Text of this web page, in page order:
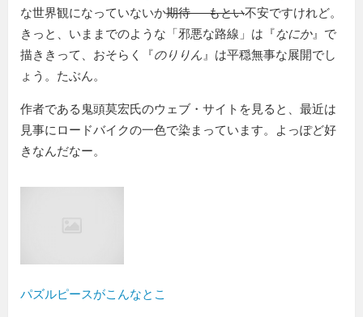
な世界観になっていないか期待──もとい不安ですけれど。
きっと、いままでのような「邪悪な路線」は『なにか』で
描ききって、おそらく『のりりん 』は平穏無事な展開でし
ょう。たぶん。
作者である鬼頭莫宏氏のウェブ・サイトを見ると、最近は
見事にロードバイクの一色で染まっています。よっぽど好
きなんだなー。
パズルピースがこんなとこ